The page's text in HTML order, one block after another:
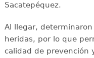
Sacatepéquez.
Al llegar,
heridas, por lo que
calidad de prevención